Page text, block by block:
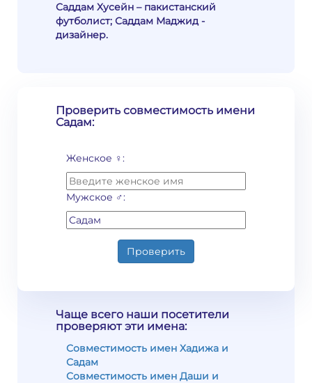
Саддам Хусейн – пакистанский
футболист; Саддам Маджид -
дизайнер.
Проверить совместимость имени
Садам:
Женское ♀:
Мужское ♂:
Проверить
Чаще всего наши посетители
проверяют эти имена:
Совместимость имен Хадижа и
Садам
Совместимость имен Даши и